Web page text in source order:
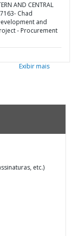
AND CENTRAL
Chad
and
- Procurement
Exibir mais
etc.)